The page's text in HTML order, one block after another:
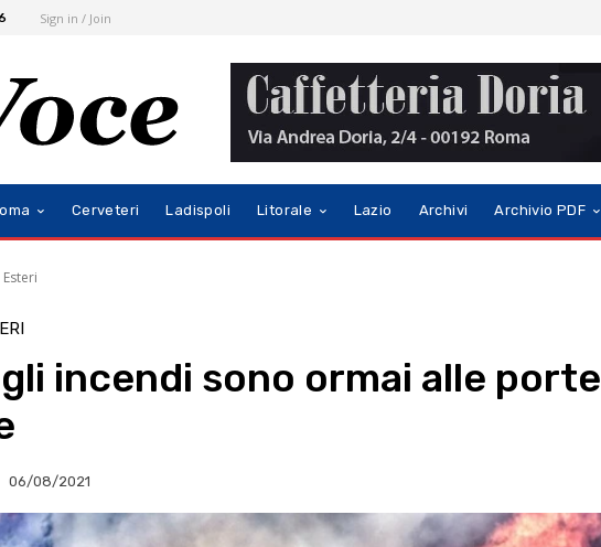
Sign in / Join
Cerveteri Ladispoli Litorale Lazio Archivi Archivio PDF
Esteri
incendi sono ormai alle porte
06/08/2021